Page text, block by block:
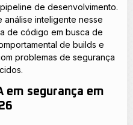
de desenvolvimento.
análise inteligente nesse
de código em busca de
de builds e
problemas de segurança
em segurança em